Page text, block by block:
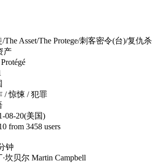
The Protege/刺客密令(台)/复仇杀
产
悚 / 犯罪
20(美国)
3458 users
钟
尔 Martin Campbell